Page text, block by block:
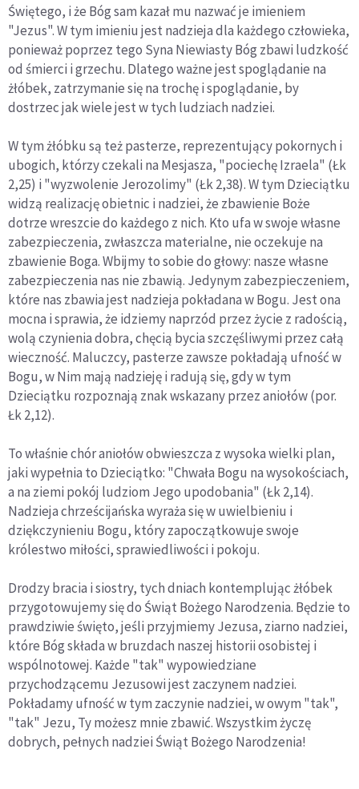
Świętego, i że Bóg sam kazał mu nazwać je imieniem
"Jezus". W tym imieniu jest nadzieja dla każdego człowieka,
ponieważ poprzez tego Syna Niewiasty Bóg zbawi ludzkość
od śmierci i grzechu. Dlatego ważne jest spoglądanie na
żłóbek, zatrzymanie się na trochę i spoglądanie, by
dostrzec jak wiele jest w tych ludziach nadziei.
W tym żłóbku są też pasterze, reprezentujący pokornych i
ubogich, którzy czekali na Mesjasza, "pociechę Izraela" (Łk
2,25) i "wyzwolenie Jerozolimy" (Łk 2,38). W tym Dzieciątku
widzą realizację obietnic i nadziei, że zbawienie Boże
dotrze wreszcie do każdego z nich. Kto ufa w swoje własne
zabezpieczenia, zwłaszcza materialne, nie oczekuje na
zbawienie Boga. Wbijmy to sobie do głowy: nasze własne
zabezpieczenia nas nie zbawią. Jedynym zabezpieczeniem,
które nas zbawia jest nadzieja pokładana w Bogu. Jest ona
mocna i sprawia, że idziemy naprzód przez życie z radością,
wolą czynienia dobra, chęcią bycia szczęśliwymi przez całą
wieczność. Maluczcy, pasterze zawsze pokładają ufność w
Bogu, w Nim mają nadzieję i radują się, gdy w tym
Dzieciątku rozpoznają znak wskazany przez aniołów (por.
Łk 2,12).
To właśnie chór aniołów obwieszcza z wysoka wielki plan,
jaki wypełnia to Dzieciątko: "Chwała Bogu na wysokościach,
a na ziemi pokój ludziom Jego upodobania" (Łk 2,14).
Nadzieja chrześcijańska wyraża się w uwielbieniu i
dziękczynieniu Bogu, który zapoczątkowuje swoje
królestwo miłości, sprawiedliwości i pokoju.
Drodzy bracia i siostry, tych dniach kontemplując żłóbek
przygotowujemy się do Świąt Bożego Narodzenia. Będzie to
prawdziwie święto, jeśli przyjmiemy Jezusa, ziarno nadziei,
które Bóg składa w bruzdach naszej historii osobistej i
wspólnotowej. Każde "tak" wypowiedziane
przychodzącemu Jezusowi jest zaczynem nadziei.
Pokładamy ufność w tym zaczynie nadziei, w owym "tak",
"tak" Jezu, Ty możesz mnie zbawić. Wszystkim życzę
dobrych, pełnych nadziei Świąt Bożego Narodzenia!